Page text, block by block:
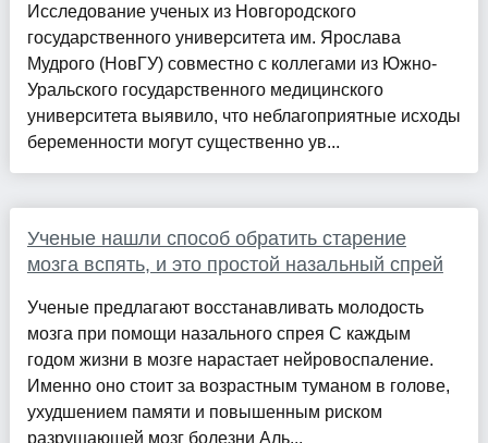
Исследование ученых из Новгородского
государственного университета им. Ярослава
Мудрого (НовГУ) совместно с коллегами из Южно-
Уральского государственного медицинского
университета выявило, что неблагоприятные исходы
беременности могут существенно ув...
Ученые нашли способ обратить старение
мозга вспять, и это простой назальный спрей
Ученые предлагают восстанавливать молодость
мозга при помощи назального спрея С каждым
годом жизни в мозге нарастает нейровоспаление.
Именно оно стоит за возрастным туманом в голове,
ухудшением памяти и повышенным риском
разрушающей мозг болезни Аль...